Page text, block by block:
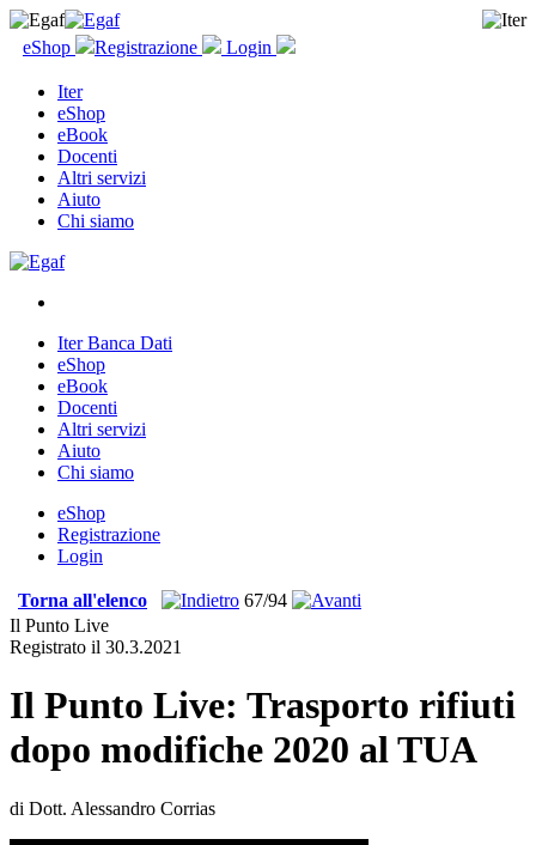
eShop Registrazione Login
Iter
eShop
eBook
Docenti
Altri servizi
Aiuto
Chi siamo
Iter Banca Dati
eShop
eBook
Docenti
Altri servizi
Aiuto
Chi siamo
eShop
Registrazione
Login
Torna all'elenco
67/94
Il Punto Live
Registrato il 30.3.2021
Il Punto Live: Trasporto rifiuti
dopo modifiche 2020 al TUA
di Dott. Alessandro Corrias